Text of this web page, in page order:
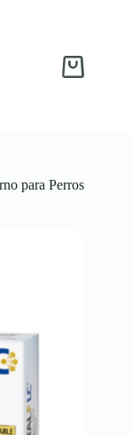
Carro
para Perros